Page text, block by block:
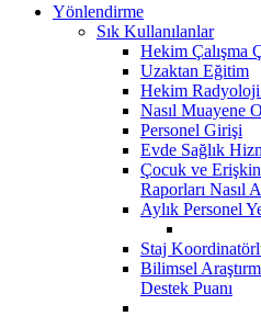
Yönlendirme
Sık Kullanılanlar
Hekim Çalışma
Uzaktan Eğitim
Hekim
Nasıl Muayene
Personel Girişi
Evde Sağlık
Çocuk ve
Raporları Nasıl
Aylık Personel
Staj
Bilimsel
Destek Puanı